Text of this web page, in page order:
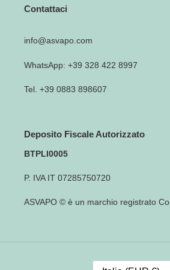
Contattaci
info@asvapo.com
WhatsApp: +39 328 422 8997
Tel. +39 0883 898607
Deposito Fiscale Autorizzato
BTPLI0005
P. IVA IT 07285750720
ASVAPO © è un marchio registrato